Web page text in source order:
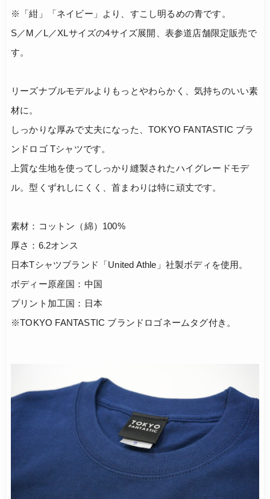
※「紺」「ネイビー」より、すこし明るめの青です。
S／M／L／XLサイズの4サイズ展開、表参道店舗限定販売で
す。
リーズナブルモデルよりもっとやわらかく、気持ちのいい素
材に。
しっかりな厚みで丈夫になった、TOKYO FANTASTIC ブラ
ンドロゴ Tシャツです。
上質な生地を使ってしっかり縫製されたハイグレードモデ
ル。型くずれしにくく、首まわりは特に頑丈です。
素材：コットン（綿）100%
厚さ：6.2オンス
日本Tシャツブランド「United Athle」社製ボディを使用。
ボディー原産国：中国
プリント加工国：日本
※TOKYO FANTASTIC ブランドロゴネームタグ付き。